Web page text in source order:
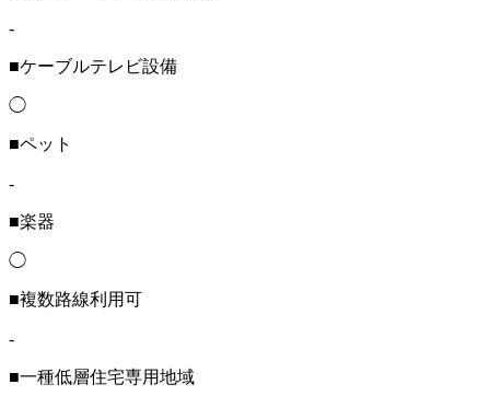
-
■ケーブルテレビ設備
◯
■ペット
-
■楽器
◯
■複数路線利用可
-
■一種低層住宅専用地域